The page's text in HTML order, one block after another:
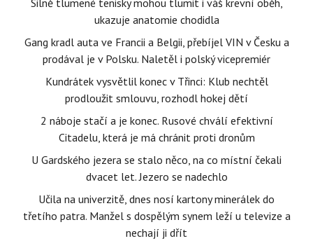
Silně tlumené tenisky mohou tlumit i váš krevní oběh,
ukazuje anatomie chodidla
Gang kradl auta ve Francii a Belgii, přebíjel VIN v Česku a
prodával je v Polsku. Naletěl i polský vicepremiér
Kundrátek vysvětlil konec v Třinci: Klub nechtěl
prodloužit smlouvu, rozhodl hokej dětí
2 náboje stačí a je konec. Rusové chválí efektivní
Citadelu, která je má chránit proti dronům
U Gardského jezera se stalo něco, na co místní čekali
dvacet let. Jezero se nadechlo
Učila na univerzitě, dnes nosí kartony minerálek do
třetího patra. Manžel s dospělým synem leží u televize a
nechají ji dřít